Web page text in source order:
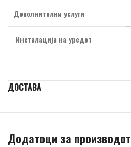
Дополнителни услуги
Инсталација на уредот
ДОСТАВА
Додатоци за производот